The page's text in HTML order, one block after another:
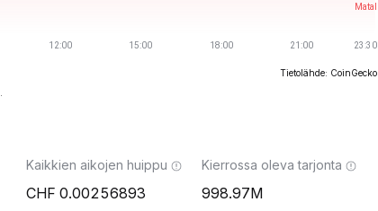
Tietolähde: CoinGecko
Kaikkien aikojen huippu
0.00256893
Kierrossa oleva tarjonta
998.97M